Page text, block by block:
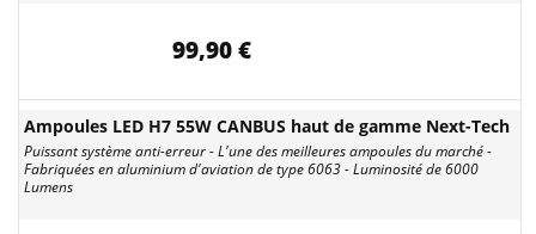
99,90 €
Ampoules LED H7 55W CANBUS haut de gamme Next-Tech
Puissant système anti-erreur - L'une des meilleures ampoules du marché -
Fabriquées en aluminium d'aviation de type 6063 - Luminosité de 6000
Lumens